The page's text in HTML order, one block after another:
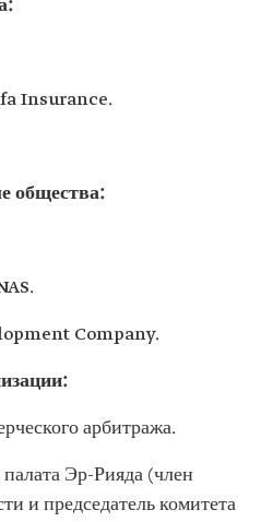
Insurance.
общества:
Company.
арбитража.
Эр-Рияда (член
и председатель комитета